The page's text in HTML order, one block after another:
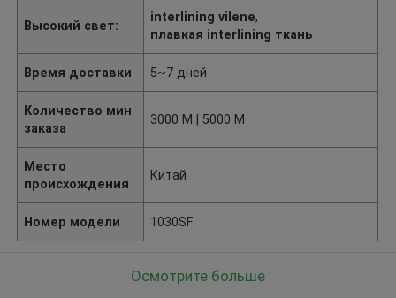
Высокий свет:
interlining vilene,
плавкая interlining ткань
Время доставки 5~7 дней
Количество мин
заказа
3000 M | 5000 M
Место
происхождения
Китай
Номер модели 1030SF
Осмотрите больше